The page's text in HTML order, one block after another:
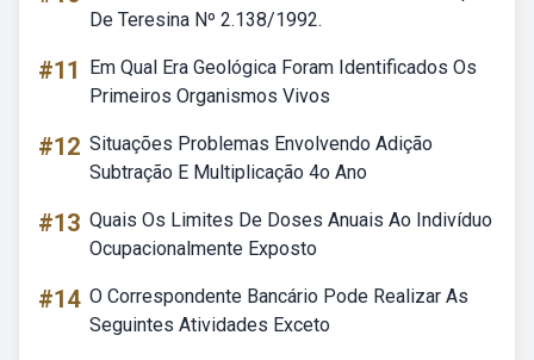
De Teresina Nº 2.138/1992.
#11
Em Qual Era Geológica Foram Identificados Os
Primeiros Organismos Vivos
#12 Situações Problemas Envolvendo Adição
Subtração E Multiplicação 4o Ano
#13 Quais Os Limites De Doses Anuais Ao Indivíduo
Ocupacionalmente Exposto
#14 O Correspondente Bancário Pode Realizar As
Seguintes Atividades Exceto